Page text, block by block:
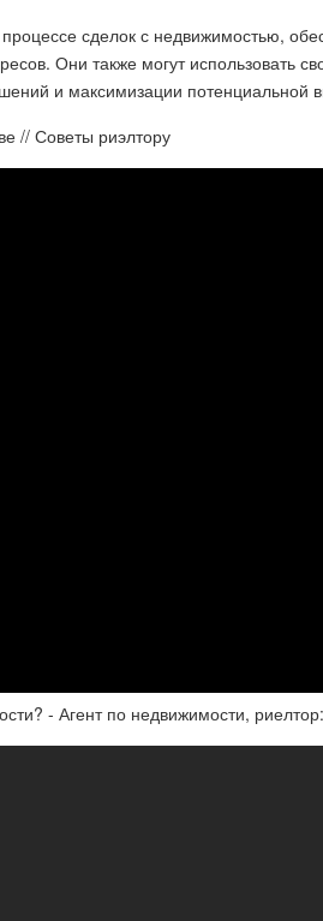
сделок с недвижимостью,
Они также могут использовать
и максимизации потенциальной
// Советы риэлтору
- Агент по недвижимости, риелтор: